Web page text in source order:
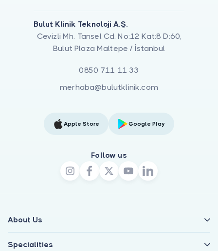
Bulut Klinik Teknoloji A.Ş.
Cevizli Mh. Tansel Cd. No:12 Kat:8 D:60,
Bulut Plaza Maltepe / İstanbul
0850 711 11 33
merhaba@bulutklinik.com
Apple Store Google Play
Follow us
About Us
Specialities